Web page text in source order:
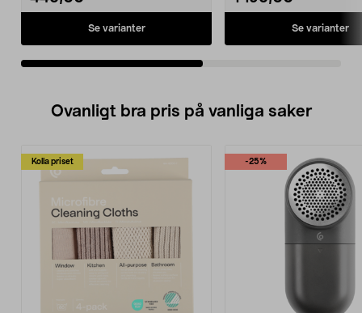
Se varianter Se varianter
Ovanligt bra pris på vanliga saker
Kolla priset -25%